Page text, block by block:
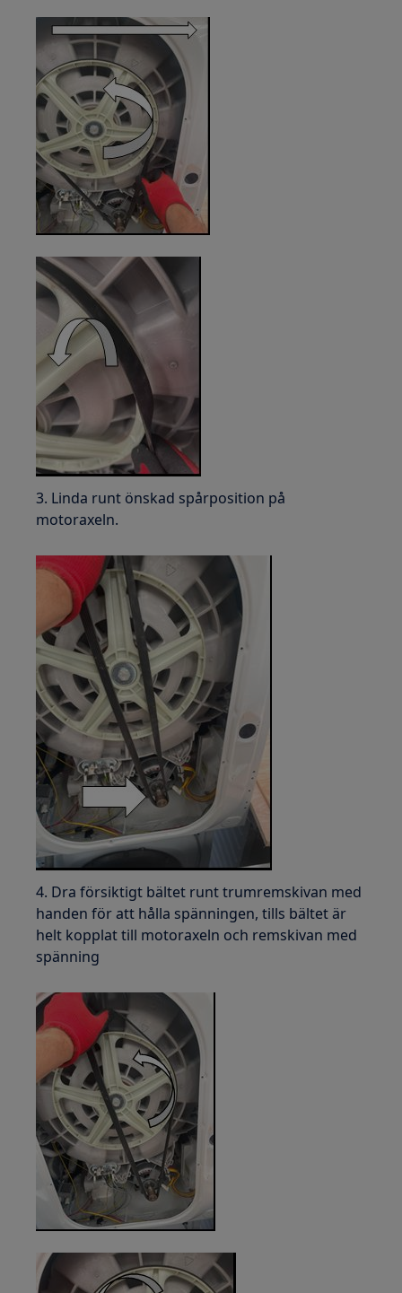
3. Linda runt önskad spårposition på
motoraxeln.
4. Dra försiktigt bältet runt trumremskivan med
handen för att hålla spänningen, tills bältet är
helt kopplat till motoraxeln och remskivan med
spänning